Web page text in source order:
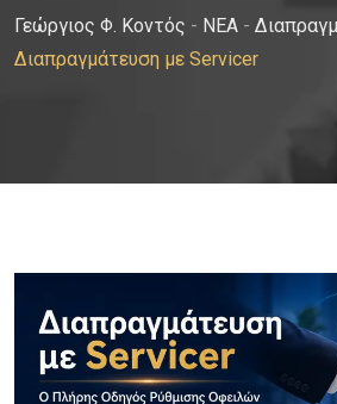
Γεώργιος Φ. Κοντός - NEA -
Διαπραγμάτευση με Servicer